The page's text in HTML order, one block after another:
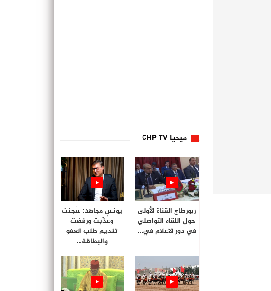
ميديا CHP TV
ربورطاج القناة الأولى
حول اللقاء التواصلي
في دور الاعلام في…
يونس مجاهد: سُجنت
وعُذّبت ورفضت
تقديم طلب العفو
والبطاقة…